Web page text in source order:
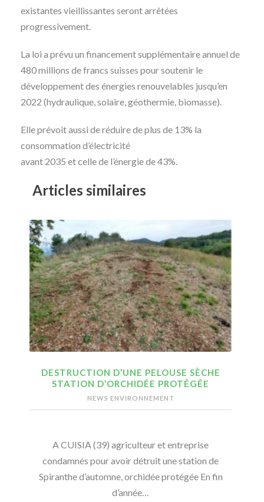
existantes vieillissantes seront arrêtées
progressivement.
La loi a prévu un financement supplémentaire annuel de
480 millions de francs suisses pour soutenir le
développement des énergies renouvelables jusqu’en
2022 (hydraulique, solaire, géothermie, biomasse).
Elle prévoit aussi de réduire de plus de 13% la
consommation d’électricité
avant 2035 et celle de l’énergie de 43%.
Articles similaires
DESTRUCTION D’UNE PELOUSE SÈCHE
STATION D’ORCHIDÉE PROTÉGÉE
NEWS ENVIRONNEMENT
A CUISIA (39) agriculteur et entreprise
condamnés pour avoir détruit une station de
Spiranthe d’automne, orchidée protégée En fin
d’année…